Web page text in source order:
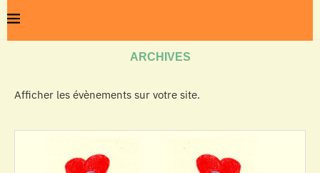
ARCHIVES
Afficher les évènements sur votre site.